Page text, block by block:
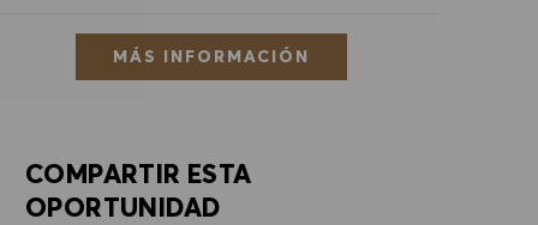
MÁS INFORMACIÓN
COMPARTIR ESTA
OPORTUNIDAD